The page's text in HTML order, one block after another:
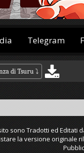
Telegram
di Tsuru⤵
sono Tradotti ed Editati
la versione originale